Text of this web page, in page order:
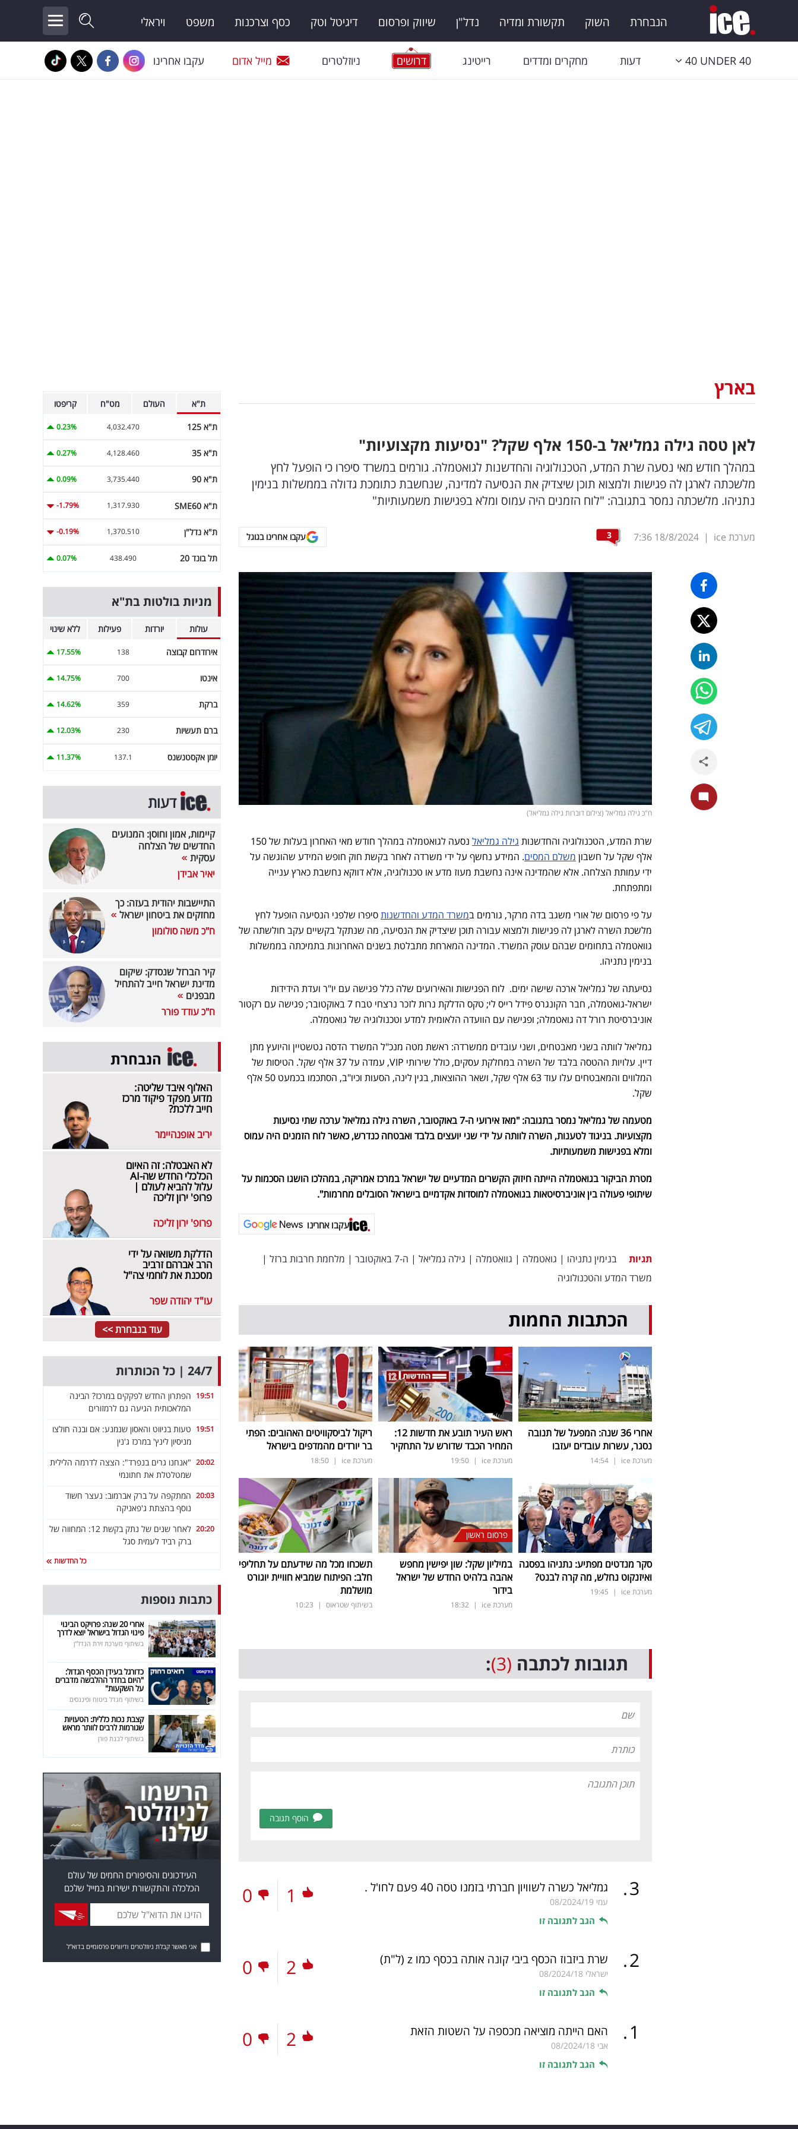
הנבחרת השוק תקשורת ומדיה נדל"ן שיווק ופרסום דיגיטל וטק כסף וצרכנות משפט ויראלי
40 UNDER 40 דעות מחקרים ומדדים רייטינג דרושים ניוזלטרים מייל אדום עקבו אחרינו
בארץ
לאן טסה גילה גמליאל ב-150 אלף שקל? "נסיעות מקצועיות"
במהלך חודש מאי נסעה שרת המדע, הטכנולוגיה והחדשנות לגואטמלה. גורמים במשרד סיפרו כי הופעל לחץ
מלשכתה לארגן לה פגישות ולמצוא תוכן שיצדיק את הנסיעה למדינה, שנחשבת כתומכת גדולה בממשלות בנימין
נתניהו. מלשכתה נמסר בתגובה: "לוח הזמנים היה עמוס ומלא בפגישות משמעותיות"
מערכת ice |
18/8/2024
7:36
3 עקבו אחרינו בגוגל
ח"כ גילה גמליאל (צילום דוברות גילה גמליאל)
שרת המדע, הטכנולוגיה והחדשנות גילה גמליאל
נסעה לגואטמלה במהלך חודש מאי האחרון בעלות של 150
אלף שקל על חשבון משלם המסים. המידע נחשף על ידי משרדה לאחר בקשת חוק חופש המידע שהוגשה על
ידי עמותת הצלחה. אלא שהמדינה אינה נחשבת מעוז מדע או טכנולוגיה, אלא דווקא נחשבת כארץ ענייה
ומתפתחת.
על פי פרסום של אורי משגב בדה מרקר, גורמים במשרד המדע והחדשנותסיפרו שלפני הנסיעה הופעל לחץ
מלשכת השרה לארגן לה פגישות ולמצוא עבורה תוכן שיצדיק את הנסיעה, מה שנתקל בקשיים עקב חולשתה של
גוואטמלה בתחומים שבהם עוסק המשרד. המדינה המארחת מתבלטת בשנים האחרונות בתמיכתה בממשלות
בנימין נתניהו.
נסיעתה של גמליאל ארכה שישה ימים. לוח הפגישות והאירועים שלה כלל פגישה עם יו"ר ועדת הידידות
ישראל-גואטמלה, חבר הקונגרס פידל רייס לי; טקס הדלקת נרות לזכר נרצחי טבח 7 באוקטובר; פגישה עם רקטור
אוניברסיטת רורל דה גואטמלה; ופגישה עם הוועדה הלאומית למדע וטכנולוגיה של גואטמלה.
גמליאל לוותה בשני מאבטחים, ושני עובדים ממשרדה: ראשת מטה מנכ"ל המשרד הדסה גטשטיין והיועץ מתן
דיין. עלויות ההטסה בלבד של השרה במחלקת עסקים, כולל שירותי VIP, עמדה על 37 אלף שקל. הטיסות של
המלווים והמאבטחים עלו עוד 63 אלף שקל, ושאר ההוצאות, בגין לינה, הסעות וכיו"ב, הסתכמו בכמעט 50 אלף
שקל.
מטעמה של גמליאל נמסר בתגובה: "מאז אירועי ה-7 באוקטובר, השרה גילה גמליאל ערכה שתי נסיעות
מקצועיות. בניגוד לטענות, השרה לוותה על ידי שני יועצים בלבד ואבטחה כנדרש, כאשר לוח הזמנים היה עמוס
ומלא בפגישות משמעותיות.
מטרת הביקור בגואטמלה הייתה חיזוק הקשרים המדעיים של ישראל במרכז אמריקה, במהלכו הושגו הסכמות על
שיתופי פעולה בין אוניברסיטאות בגואטמלה למוסדות אקדמיים בישראל הסובלים מחרמות".
עקבו אחרינו
תגיות בנימין נתניהו | גואטמלה | גוואטמלה | גילה גמליאל | ה-7 באוקטובר | מלחמת חרבות ברזל |
משרד המדע והטכנולוגיה
הכתבות החמות
אחרי 36 שנה: המפעל של תנובה
נסגר, עשרות עובדים יעזבו
מערכת ice |
14:54
ראש העיר תובע את חדשות 12:
המחיר הכבד שדורש על התחקיר
מערכת ice |
19:50
ריקול לביסקוויטים האהובים: הפתי
בר יורדים מהמדפים בישראל
מערכת ice |
18:50
סקר מנדטים מפתיע: נתניהו בפסגה
ואיזנקוט נחלש, מה קרה לבנט?
מערכת ice |
19:45
פרסום ראשון
במיליון שקל: שון יפישין מחפש
אהבה בלהיט החדש של ישראל
בידור
מערכת ice |
18:32
תשכחו מכל מה שידעתם על תחליפי
חלב: הפיתוח שמביא חוויית יוגורט
מושלמת
בשיתוף שטראוס |
10:23
תגובות לכתבה (3)
:
הוסף תגובה
3
. גמליאל כשרה לשוויון חברתי בזמנו טסה 40 פעם לחו'ל .
עמי 08/2024/19
הגב לתגובה זו
1
0
2
. שרת ביזבוז הכסף ביבי קונה אותה בכסף כמו z (ל"ת)
ישראלי 08/2024/18
הגב לתגובה זו
2
0
1
. האם הייתה מוציאה מכספה על השטות הזאת
אבי 08/2024/18
הגב לתגובה זו
2
0
ת"א העולם מט"ח קריפטו
ת"א 125 4,032.470
0.23%
ת"א 35 4,128.460
0.27%
ת"א 90 3,735.440
0.09%
ת"א SME60 1,317.930
-1.79%
ת"א נדל"ן 1,370.510
-0.19%
תל בונד 20 438.490
0.07%
מניות בולטות בת"א
עולות יורדות פעילות ללא שינוי
אירודרום קבוצה 138
17.55%
אינטו 700
14.75%
ברקת 359
14.62%
ברם תעשיות 230
12.03%
יומן אקסטנשנס 137.1
11.37%
דעות
קיימות, אמון וחוסן: המנועים
החדשים של הצלחה
עסקית
יאיר אבידן
התיישבות יהודית בעזה: כך
מחזקים את ביטחון ישראל
ח"כ משה סולומון
קיר הברזל שנסדק: שיקום
מדינת ישראל חייב להתחיל
מבפנים
ח"כ עודד פורר
הנבחרת
האלוף איבד שליטה:
מדוע מפקד פיקוד מרכז
חייב ללכת?
יריב אופנהיימר
לא האבטלה: זה האיום
הכלכלי החדש שה-AI
עלול להביא לעולם |
פרופ' ירון זליכה
פרופ' ירון זליכה
הדלקת משואה על ידי
הרב אברהם זרביב
מסכנת את לוחמי צה"ל
עו"ד יהודה שפר
עוד בנבחרת >>
24/7 | כל הכותרות
19:51 הפתרון החדש לפקקים במרכז? הבינה
המלאכותית הגיעה גם לרמזורים
19:51 טעות בניווט והאסון שנמנע: אם ובנה חולצו
מניסיון לינץ' במרכז ג'נין
20:02 "אנחנו גרים בנפרד": הצצה לדרמה הלילית
שמטלטלת את חתונמי
20:03 המתקפה על ברק אברמוב: נעצר חשוד
נוסף בהצתת ג'פאניקה
20:20
לאחר שנים של נתק בקשת 12: המחווה של
ברק רביד לעמית סגל
כל החדשות
כתבות נוספות
אחרי 20 שנה: פרויקט הבינוי
פינוי הגדול בישראל יוצא לדרך
בשיתוף מערכת זירת הנדל"ן
כדורגל בעידן הכסף הגדול:
"היום בחדר ההלבשה מדברים
על השקעות"
בשיתוף מגדל ביטוח ופיננסים
קצבת נכות כללית: הטעויות
שגורמות לרבים לוותר מראש
בשיתוף לבנת פורן
העידכונים והסיפורים החמים של עולם
הכלכלה והתקשורת ישירות במייל שלכם
אני מאשר קבלת ניוזלטרים ודיוורים פרסומיים בדוא"ל